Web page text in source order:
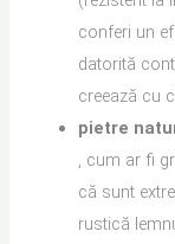
conferi un
datorită
creează cu
pietre
, cum ar fi
că sunt
rustică